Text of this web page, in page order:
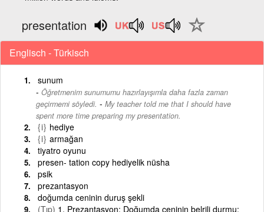
presentation
Englisch - Türkisch
sunum
Öğretmenim sunumumu hazırlayışımla daha fazla zaman
geçirmemi söyledi. - My teacher told me that I should have
spent more time preparing my presentation.
{i} hediye
{i} armağan
tiyatro oyunu
presen- tation copy hediyelik nüsha
psik
prezantasyon
doğumda ceninin duruş şekli
(Tıp) 1. Prezantasyon: Doğumda ceninin belrili durmu;